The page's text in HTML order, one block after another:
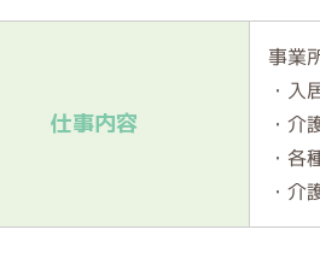
仕事内容
事業
・入
・介
・各
・介